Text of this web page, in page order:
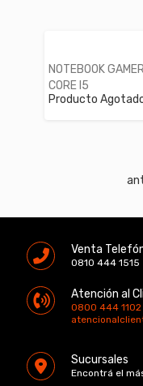
NOTEBOOK
CORE I5
Producto
Venta
0810 444 1515
Atención al
0800 444 1102
Sucursales
Encontrá el